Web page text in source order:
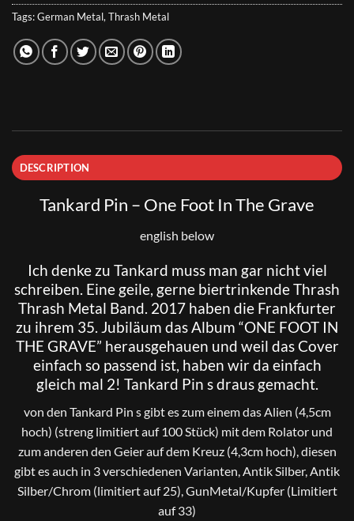
Tags:German Metal,Thrash Metal
DESCRIPTION
Tankard Pin – One Foot In The Grave
english below
Ich denke zu Tankard muss man gar nicht viel
schreiben. Eine geile, gerne biertrinkende Thrash
Thrash Metal Band. 2017 haben die Frankfurter
zu ihrem 35. Jubiläum das Album “ONE FOOT IN
THE GRAVE” herausgehauen und weil das Cover
einfach so passend ist, haben wir da einfach
gleich mal 2! Tankard Pin s draus gemacht.
von den Tankard Pin s gibt es zum einem das Alien (4,5cm
hoch) (streng limitiert auf 100 Stück) mit dem Rolator und
zum anderen den Geier auf dem Kreuz (4,3cm hoch), diesen
gibt es auch in 3 verschiedenen Varianten, Antik Silber, Antik
Silber/Chrom (limitiert auf 25), GunMetal/Kupfer (Limitiert
auf 33)